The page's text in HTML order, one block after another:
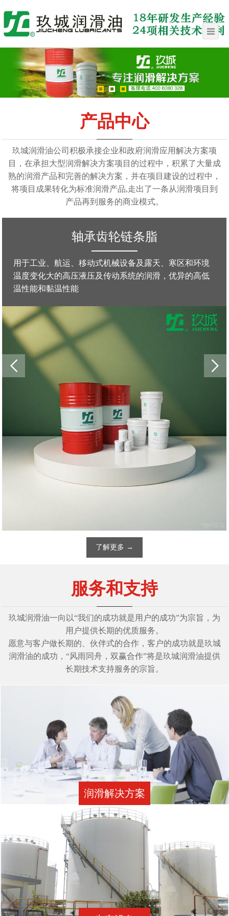
产品中心
玖城润滑油公司积极承接企业和政府润滑应用解决方案项
目，在承担大型润滑解决方案项目的过程中，积累了大量成
熟的润滑产品和完善的解决方案，并在项目建设的过程中，
将项目成果转化为标准润滑产品,走出了一条从润滑项目到
产品再到服务的商业模式。
境
低
高低温特高温脂
产品包括高低温润滑脂，特低温润滑脂，特高温润
脂，高温合成润滑脂，防卡高温润滑脂，高温窑炉
润滑脂.
了解更多 →
服务和支持
玖城润滑油一向以“我们的成功就是用户的成功”为宗旨，为
用户提供长期的优质服务。
愿意与客户做长期的、伙伴式的合作，客户的成功就是玖城
润滑油的成功，“风雨同舟，双赢合作”将是玖城润滑油提供
长期技术支持服务的宗旨。
润滑解决方案
玖城润滑油一家专业从事金属加工液、设备机械油、工业润滑油
及特种润滑脂研发、制造、销售的国际化高新技术型企业！
了解详情 →
润滑解决方案
生产设备
玖城润滑油一家专业从事金属加工液、设备机械油、工业润滑油
及特种润滑脂研发、制造、销售的国际化高新技术型企业！
了解详情 →
检测设备
玖城润滑油推广高效清洁能源，为用户提供合理适用的润滑产
品，改善环保，满足用户和润滑需求。
了解详情 →